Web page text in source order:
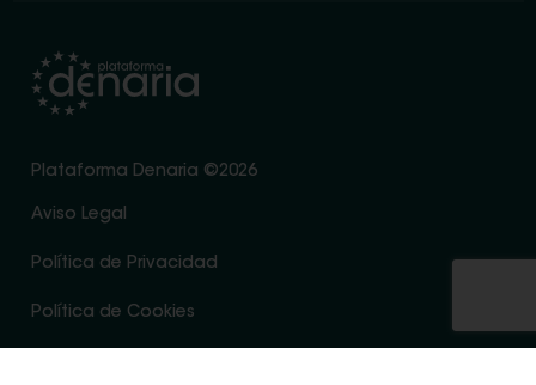
Plataforma Denaria ©2026
Aviso Legal
Política de Privacidad
Política de Cookies